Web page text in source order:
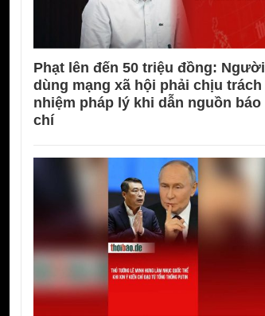
Phạt lên đến 50 triệu đồng: Người
dùng mạng xã hội phải chịu trách
nhiệm pháp lý khi dẫn nguồn báo
chí